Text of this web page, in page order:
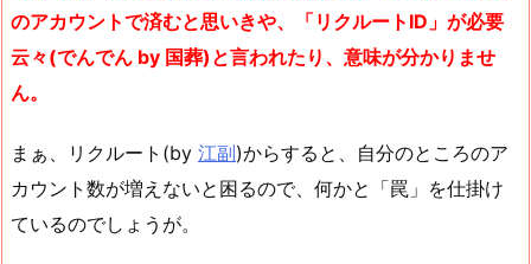
のアカウントで済むと思いきや、「リクルートID」が必要
云々(でんでん by 国葬)と言われたり、意味が分かりませ
ん。
まぁ、リクルート(by 江副)からすると、自分のところのア
カウント数が増えないと困るので、何かと「罠」を仕掛け
ているのでしょうが。